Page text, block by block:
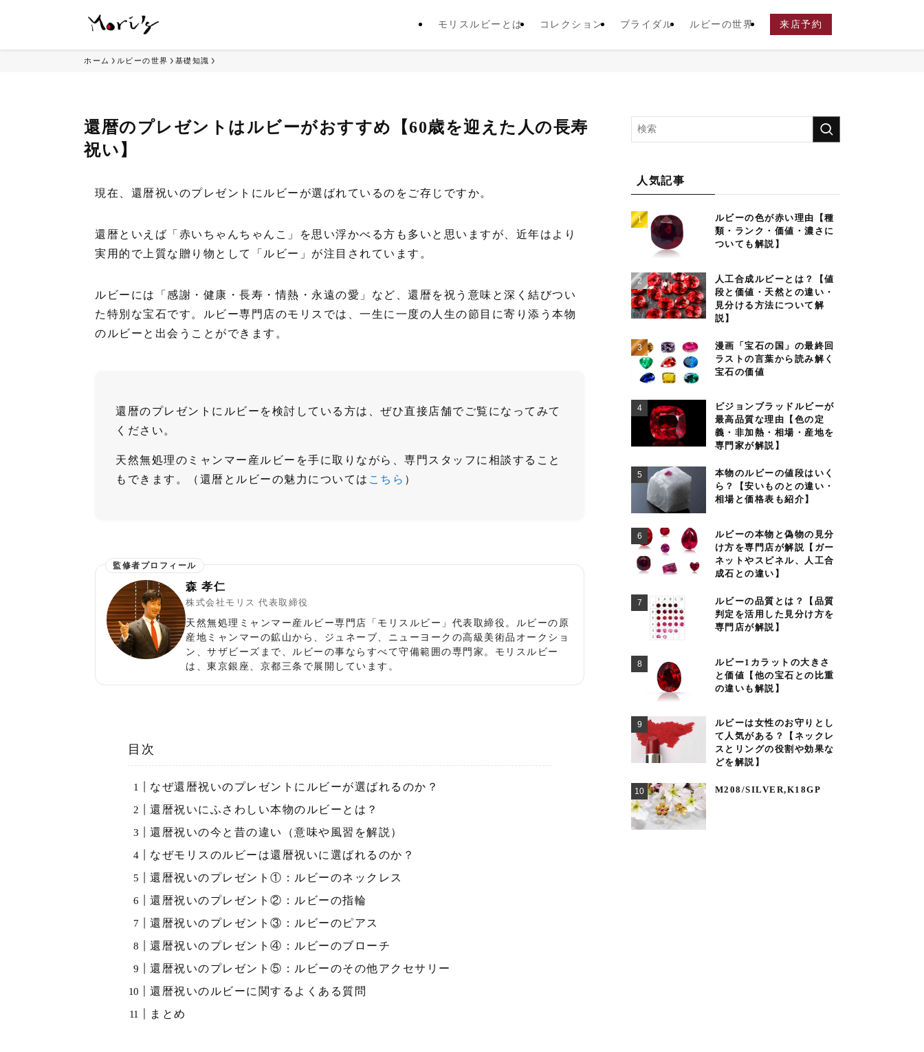
モリスルビーとは コレクション ブライダル ルビーの世界 来店予約
ホーム ルビーの世界 基礎知識
還暦のプレゼントはルビーがおすすめ【60歳を迎えた人の長寿
祝い】
現在、還暦祝いのプレゼントにルビーが選ばれているのをご存じですか。
還暦といえば「赤いちゃんちゃんこ」を思い浮かべる方も多いと思いますが、近年はより
実用的で上質な贈り物として「ルビー」が注目されています。
ルビーには「感謝・健康・長寿・情熱・永遠の愛」など、還暦を祝う意味と深く結びつい
た特別な宝石です。ルビー専門店のモリスでは、一生に一度の人生の節目に寄り添う本物
のルビーと出会うことができます。
還暦のプレゼントにルビーを検討している方は、ぜひ直接店舗でご覧になってみて
ください。
天然無処理のミャンマー産ルビーを手に取りながら、専門スタッフに相談すること
もできます。（還暦とルビーの魅力については こちら ）
森 孝仁
株式会社モリス 代表取締役
天然無処理ミャンマー産ルビー専門店「モリスルビー」代表取締役。ルビーの原
産地ミャンマーの鉱山から、ジュネーブ、ニューヨークの高級美術品オークショ
ン、サザビーズまで、ルビーの事ならすべて守備範囲の専門家。モリスルビー
は、東京銀座、京都三条で展開しています。
目次
なぜ還暦祝いのプレゼントにルビーが選ばれるのか？
還暦祝いにふさわしい本物のルビーとは？
還暦祝いの今と昔の違い（意味や風習を解説）
なぜモリスのルビーは還暦祝いに選ばれるのか？
還暦祝いのプレゼント①：ルビーのネックレス
還暦祝いのプレゼント②：ルビーの指輪
還暦祝いのプレゼント③：ルビーのピアス
還暦祝いのプレゼント④：ルビーのブローチ
還暦祝いのプレゼント⑤：ルビーのその他アクセサリー
還暦祝いのルビーに関するよくある質問
まとめ
人気記事
ルビーの色が赤い理由【種
類・ランク・価値・濃さに
ついても解説】
人工合成ルビーとは？【値
段と価値・天然との違い・
見分ける方法について解
説】
漫画「宝石の国」の最終回
ラストの言葉から読み解く
宝石の価値
ピジョンブラッドルビーが
最高品質な理由【色の定
義・非加熱・相場・産地を
専門家が解説】
本物のルビーの値段はいく
ら？【安いものとの違い・
相場と価格表も紹介】
ルビーの本物と偽物の見分
け方を専門店が解説【ガー
ネットやスピネル、人工合
成石との違い】
ルビーの品質とは？【品質
判定を活用した見分け方を
専門店が解説】
ルビー1カラットの大きさ
と価値【他の宝石との比重
の違いも解説】
ルビーは女性のお守りとし
て人気がある？【ネックレ
スとリングの役割や効果な
どを解説】
M208/SILVER,K18GP